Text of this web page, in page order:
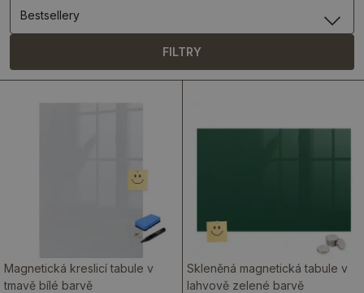
Bestsellery
FILTRY
Magnetická kreslicí tabule v
tmavě bílé barvě
Skleněná magnetická tabule v
lahvově zelené barvě